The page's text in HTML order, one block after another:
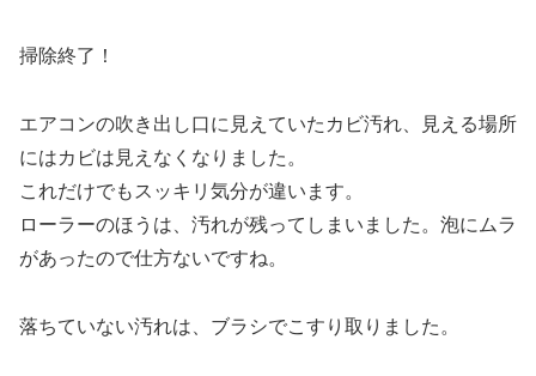
掃除終了！
エアコンの吹き出し口に見えていたカビ汚れ、見える場所
にはカビは見えなくなりました。
これだけでもスッキリ気分が違います。
ローラーのほうは、汚れが残ってしまいました。泡にムラ
があったので仕方ないですね。
落ちていない汚れは、ブラシでこすり取りました。